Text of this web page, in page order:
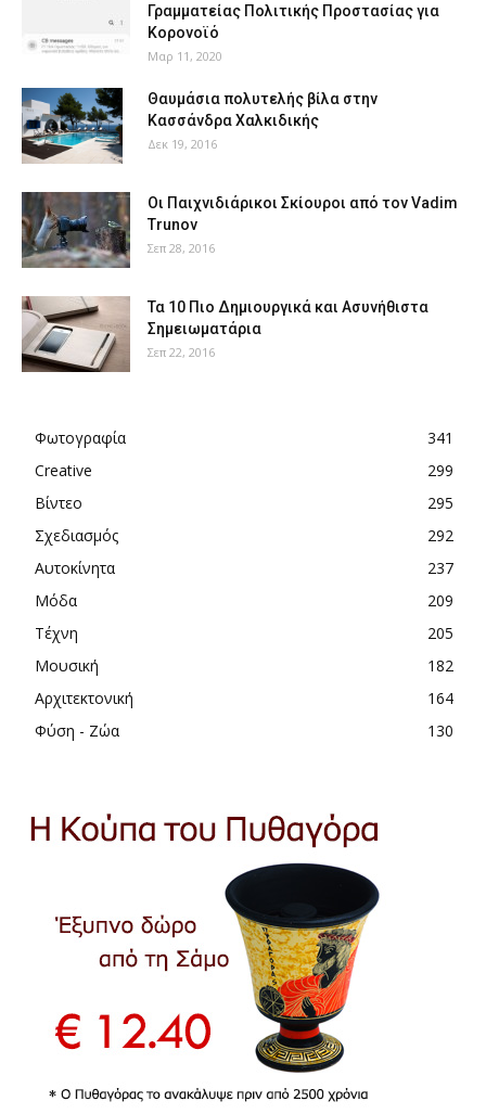
Γραμματείας Πολιτικής Προστασίας για
Κορονοϊό
Μαρ 11, 2020
Θαυμάσια πολυτελής βίλα στην
Κασσάνδρα Χαλκιδικής
Δεκ 19, 2016
Οι Παιχνιδιάρικοι Σκίουροι από τον Vadim
Trunov
Σεπ 28, 2016
Τα 10 Πιο Δημιουργικά και Ασυνήθιστα
Σημειωματάρια
Σεπ 22, 2016
Φωτογραφία
341
Creative
299
Βίντεο
295
Σχεδιασμός
292
Αυτοκίνητα
237
Μόδα
209
Τέχνη
205
Μουσική
182
Αρχιτεκτονική
164
Φύση - Ζώα
130